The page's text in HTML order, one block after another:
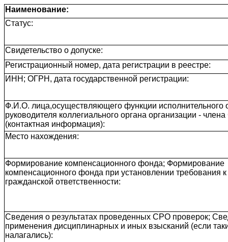
Наименование:
Статус:
Свидетельство о допуске:
Регистрационный номер, дата регистрации в реестре:
ИНН; ОГРН, дата государственной регистрации:
Ф.И.О. лица,осуществляющего функции исполнительного
руководителя коллегиального органа организации -
(контактная информация):
Место нахождения:
Формирование компенсационного фонда; Формирование
компенсационного фонда при установлении требования
гражданской ответственности:
Сведения о результатах проведенных СРО проверок;
применения дисциплинарных и иных взысканий (если
налагались):